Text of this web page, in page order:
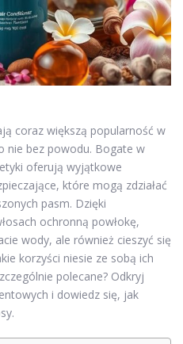
coraz większą popularność w
nie bez powodu. Bogate w
oferują wyjątkowe
które mogą zdziałać
pasm. Dzięki
ochronną powłokę,
wody, ale również cieszyć się
korzyści niesie ze sobą ich
polecane? Odkryj
i dowiedz się, jak